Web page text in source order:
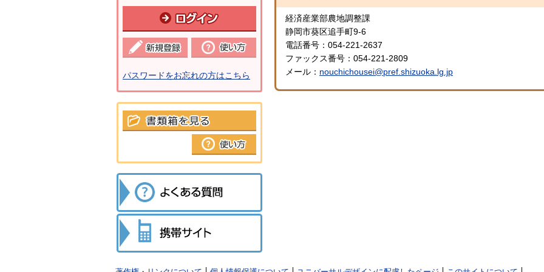
パスワードをお忘れの方はこちら
経済産業部農地調整課
静岡市葵区追手町9-6
電話番号：054-221-2637
ファックス番号：054-221-2809
メール： nouchichousei@pref.shizuoka.lg.jp